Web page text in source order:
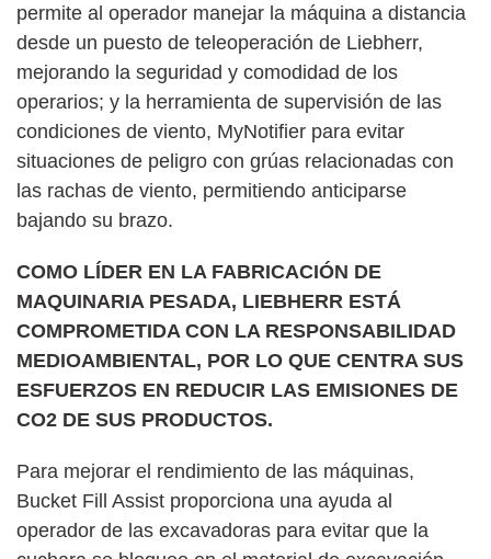
permite al operador manejar la máquina a distancia
desde un puesto de teleoperación de Liebherr,
mejorando la seguridad y comodidad de los
operarios; y la herramienta de supervisión de las
condiciones de viento, MyNotifier para evitar
situaciones de peligro con grúas relacionadas con
las rachas de viento, permitiendo anticiparse
bajando su brazo.
COMO LÍDER EN LA FABRICACIÓN DE
MAQUINARIA PESADA, LIEBHERR ESTÁ
COMPROMETIDA CON LA RESPONSABILIDAD
MEDIOAMBIENTAL, POR LO QUE CENTRA SUS
ESFUERZOS EN REDUCIR LAS EMISIONES DE
CO2 DE SUS PRODUCTOS.
Para mejorar el rendimiento de las máquinas,
Bucket Fill Assist proporciona una ayuda al
operador de las excavadoras para evitar que la